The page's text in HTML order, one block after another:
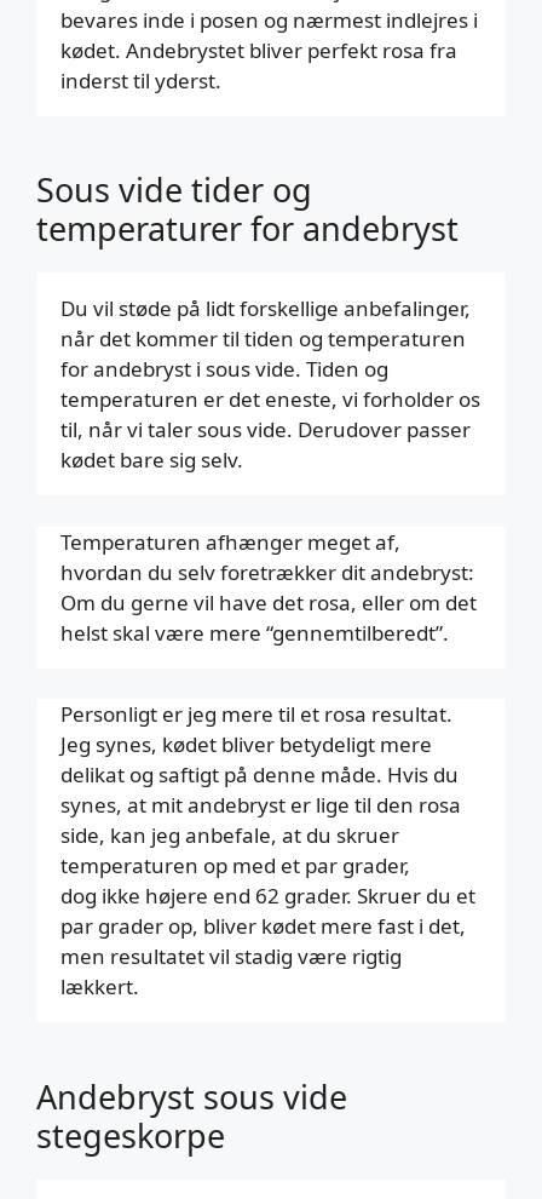
bevares inde i posen og nærmest indlejres i
kødet. Andebrystet bliver perfekt rosa fra
inderst til yderst.
Sous vide tider og
temperaturer for andebryst
Du vil støde på lidt forskellige anbefalinger,
når det kommer til tiden og temperaturen
for andebryst i sous vide. Tiden og
temperaturen er det eneste, vi forholder os
til, når vi taler sous vide. Derudover passer
kødet bare sig selv.
Temperaturen afhænger meget af,
hvordan du selv foretrækker dit andebryst:
Om du gerne vil have det rosa, eller om det
helst skal være mere “gennemtilberedt”.
Personligt er jeg mere til et rosa resultat.
Jeg synes, kødet bliver betydeligt mere
delikat og saftigt på denne måde. Hvis du
synes, at mit andebryst er lige til den rosa
side, kan jeg anbefale, at du skruer
temperaturen op med et par grader,
dog ikke højere end 62 grader. Skruer du et
par grader op, bliver kødet mere fast i det,
men resultatet vil stadig være rigtig
lækkert.
Andebryst sous vide
stegeskorpe